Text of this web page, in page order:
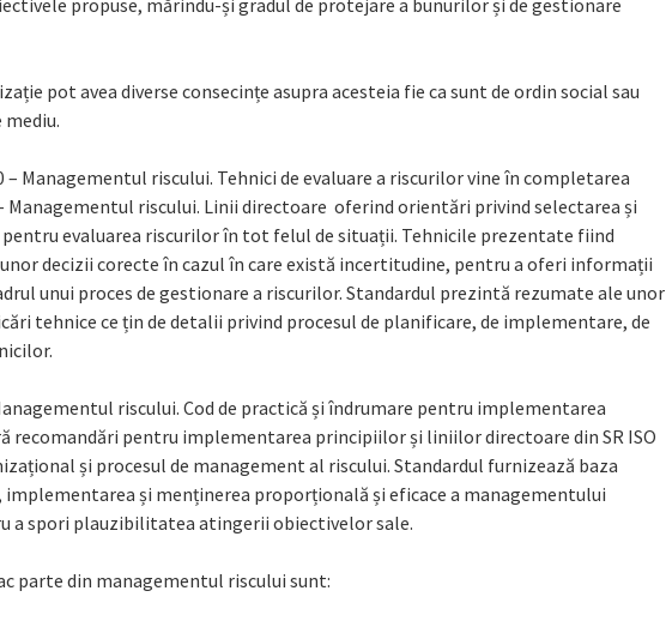
propuse, mărindu-și gradul de protejare a bunurilor și de gestionare
pot avea diverse consecințe asupra acesteia fie ca sunt de ordin social sau
– Managementul riscului. Tehnici de evaluare a riscurilor vine în completarea
– Managementul riscului. Linii directoare oferind orientări privind selectarea și
evaluarea riscurilor în tot felul de situații. Tehnicile prezentate fiind
decizii corecte în cazul în care există incertitudine, pentru a oferi informații
unui proces de gestionare a riscurilor. Standardul prezintă rezumate ale unor
tehnice ce țin de detalii privind procesul de planificare, de implementare, de
riscului. Cod de practică și îndrumare pentru implementarea
recomandări pentru implementarea principiilor și liniilor directoare din SR ISO
și procesul de management al riscului. Standardul furnizează baza
și menținerea proporțională și eficace a managementului
a spori plauzibilitatea atingerii obiectivelor sale.
parte din managementul riscului sunt: